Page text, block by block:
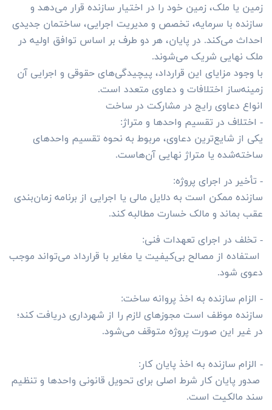
زمین یا ملک، زمین خود را در اختیار سازنده قرار می‌دهد و
سازنده با سرمایه، تخصص و مدیریت اجرایی، ساختمان جدیدی
احداث می‌کند. در پایان، هر دو طرف بر اساس توافق اولیه در
ملک نهایی شریک می‌شوند.
با وجود مزایای این قرارداد، پیچیدگی‌های حقوقی و اجرایی آن
زمینه‌ساز اختلافات و دعاوی متعدد است.
انواع دعاوی رایج در مشارکت در ساخت
- اختلاف در تقسیم واحدها و متراژ:
یکی از شایع‌ترین دعاوی، مربوط به نحوه تقسیم واحدهای
ساخته‌شده یا متراژ نهایی آن‌هاست.
- تأخیر در اجرای پروژه:
سازنده ممکن است به دلایل مالی یا اجرایی از برنامه زمان‌بندی
عقب بماند و مالک خسارت مطالبه کند.
- تخلف در اجرای تعهدات فنی:
استفاده از مصالح بی‌کیفیت یا مغایر با قرارداد می‌تواند موجب
دعوی شود.
- الزام سازنده به اخذ پروانه ساخت:
سازنده موظف است مجوزهای لازم را از شهرداری دریافت کند؛
در غیر این صورت پروژه متوقف می‌شود.
- الزام سازنده به اخذ پایان کار:
صدور پایان کار شرط اصلی برای تحویل قانونی واحدها و تنظیم
سند مالکیت است.